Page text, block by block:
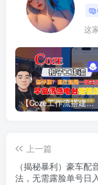
这
【Coze工作流搭建实操教程】【coze】早安情感电台日签视频还在手动做？用扣子工作流自动生成，省时90%
上一篇
（揭秘暴利）豪车配
法，无需露脸单号日